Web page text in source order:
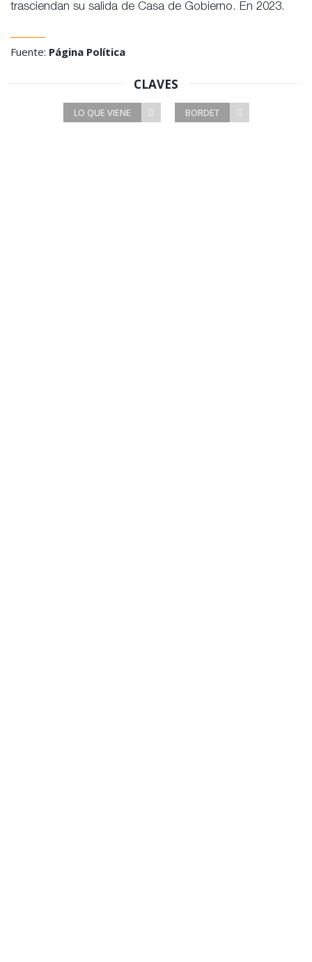
trasciendan su salida de Casa de Gobierno. En 2023.
Fuente: Página Política
CLAVES
LO QUE VIENE BORDET